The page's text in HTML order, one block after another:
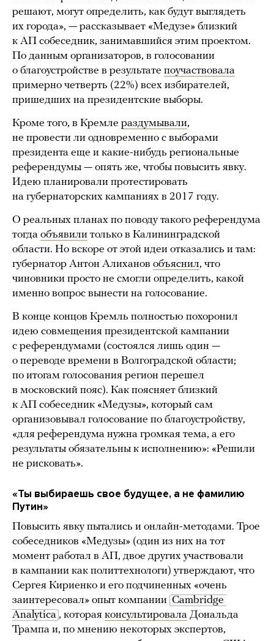
решают, могут определить, как будут выглядеть
их города», — рассказывает «Медузе» близкий
к АП собеседник, занимавшийся этим проектом.
По данным организаторов, в голосовании
о благоустройстве в результате поучаствовала
примерно четверть (22%) всех избирателей,
пришедших на президентские выборы.
Кроме того, в Кремле раздумывали,
не провести ли одновременно с выборами
президента еще и какие-нибудь региональные
референдумы — опять же, чтобы повысить явку.
Идею планировали протестировать
на губернаторских кампаниях в 2017 году.
О реальных планах по поводу такого референдума
тогда объявили только в Калининградской
области. Но вскоре от этой идеи отказались и там:
губернатор Антон Алиханов объяснил, что
чиновники просто не смогли определить, какой
именно вопрос вынести на голосование.
В конце концов Кремль полностью похоронил
идею совмещения президентской кампании
с референдумами (состоялся лишь один —
о переводе времени в Волгоградской области;
по итогам голосования регион перешел
в московский пояс). Как поясняет близкий
к АП собеседник «Медузы», который сам
организовывал голосование по благоустройству,
«для референдума нужна громкая тема, а его
результаты обязательны к исполнению»: «Решили
не рисковать».
«Ты выбираешь свое будущее, а не фамилию
Путин»
Повысить явку пытались и онлайн-методами. Трое
собеседников «Медузы» (один из них на тот
момент работал в АП, двое других участвовали
в кампании как политтехнологи) утверждают, что
Сергея Кириенко и его подчиненных «очень
заинтересовал» опыт компании Cambridge
Analytica , которая консультировала Дональда
Трампа и, по мнению некоторых экспертов,